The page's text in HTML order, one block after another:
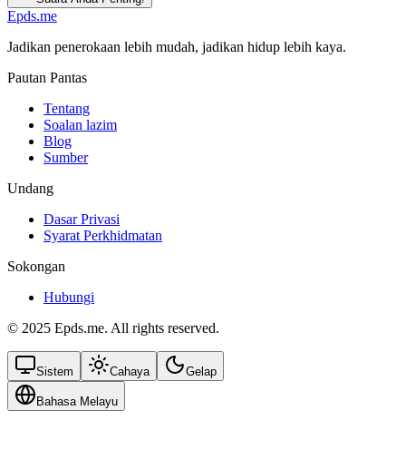
Epds.me
Jadikan penerokaan lebih mudah, jadikan hidup lebih kaya.
Pautan Pantas
Tentang
Soalan lazim
Blog
Sumber
Undang
Dasar Privasi
Syarat Perkhidmatan
Sokongan
Hubungi
© 2025 Epds.me. All rights reserved.
Sistem Cahaya Gelap
Bahasa Melayu